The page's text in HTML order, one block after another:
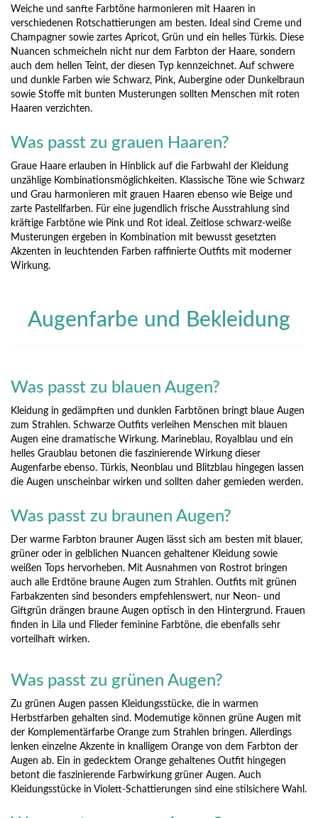
Weiche und sanfte Farbtöne harmonieren mit Haaren in
verschiedenen Rotschattierungen am besten. Ideal sind Creme und
Champagner sowie zartes Apricot, Grün und ein helles Türkis. Diese
Nuancen schmeicheln nicht nur dem Farbton der Haare, sondern
auch dem hellen Teint, der diesen Typ kennzeichnet. Auf schwere
und dunkle Farben wie Schwarz, Pink, Aubergine oder Dunkelbraun
sowie Stoffe mit bunten Musterungen sollten Menschen mit roten
Haaren verzichten.
Was passt zu grauen Haaren?
Graue Haare erlauben in Hinblick auf die Farbwahl der Kleidung
unzählige Kombinationsmöglichkeiten. Klassische Töne wie Schwarz
und Grau harmonieren mit grauen Haaren ebenso wie Beige und
zarte Pastellfarben. Für eine jugendlich frische Ausstrahlung sind
kräftige Farbtöne wie Pink und Rot ideal. Zeitlose schwarz-weiße
Musterungen ergeben in Kombination mit bewusst gesetzten
Akzenten in leuchtenden Farben raffinierte Outfits mit moderner
Wirkung.
Augenfarbe und Bekleidung
Was passt zu blauen Augen?
Kleidung in gedämpften und dunklen Farbtönen bringt blaue Augen
zum Strahlen. Schwarze Outfits verleihen Menschen mit blauen
Augen eine dramatische Wirkung. Marineblau, Royalblau und ein
helles Graublau betonen die faszinierende Wirkung dieser
Augenfarbe ebenso. Türkis, Neonblau und Blitzblau hingegen lassen
die Augen unscheinbar wirken und sollten daher gemieden werden.
Was passt zu braunen Augen?
Der warme Farbton brauner Augen lässt sich am besten mit blauer,
grüner oder in gelblichen Nuancen gehaltener Kleidung sowie
weißen Tops hervorheben. Mit Ausnahmen von Rostrot bringen
auch alle Erdtöne braune Augen zum Strahlen. Outfits mit grünen
Farbakzenten sind besonders empfehlenswert, nur Neon- und
Giftgrün drängen braune Augen optisch in den Hintergrund. Frauen
finden in Lila und Flieder feminine Farbtöne, die ebenfalls sehr
vorteilhaft wirken.
Was passt zu grünen Augen?
Zu grünen Augen passen Kleidungsstücke, die in warmen
Herbstfarben gehalten sind. Modemutige können grüne Augen mit
der Komplementärfarbe Orange zum Strahlen bringen. Allerdings
lenken einzelne Akzente in knalligem Orange von dem Farbton der
Augen ab. Ein in gedecktem Orange gehaltenes Outfit hingegen
betont die faszinierende Farbwirkung grüner Augen. Auch
Kleidungsstücke in Violett-Schattierungen sind eine stilsichere Wahl.